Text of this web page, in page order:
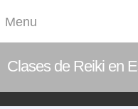
Menu
Clases de Reiki en